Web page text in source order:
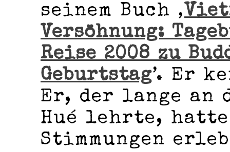
seinem Buch ‚
Versöhnung:
Reise 2008 zu
Geburtstag’. Er
Er, der lange
Hué lehrte, hatte
Stimmungen